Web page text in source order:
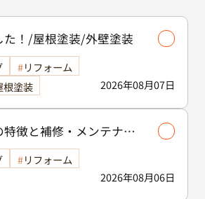
た！/屋根塗装/外壁塗装
2026年08月07日
リフォーム
根塗装
徴と補修・メンテナン
！/外壁塗装
2026年08月06日
リフォーム